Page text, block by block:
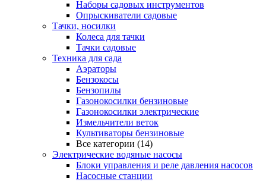
Наборы садовых инструментов
Опрыскиватели садовые
Тачки, носилки
Колеса для тачки
Тачки садовые
Техника для сада
Аэраторы
Бензокосы
Бензопилы
Газонокосилки бензиновые
Газонокосилки электрические
Измельчители веток
Культиваторы бензиновые
Все категории (14)
Электрические водяные насосы
Блоки управления и реле давления насосов
Насосные станции